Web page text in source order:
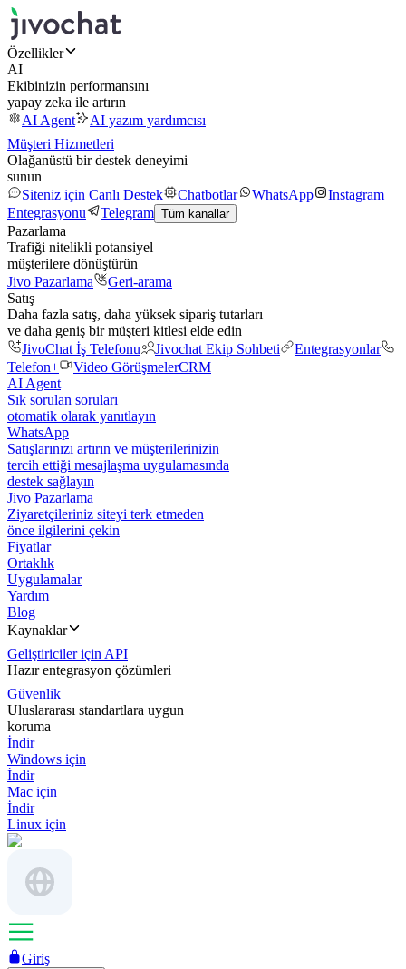
Özellikler
AI
Ekibinizin performansını
yapay zeka ile artırın
AI Agent
AI yazım yardımcısı
Müşteri Hizmetleri
Olağanüstü bir destek deneyimi
sunun
Siteniz için Canlı Destek
Chatbotlar WhatsApp
Instagram
Entegrasyonu
Telegram Tüm kanallar
Pazarlama
Trafiği nitelikli potansiyel
müşterilere dönüştürün
Jivo Pazarlama
Geri-arama
Satış
Daha fazla satış, daha yüksek sipariş tutarları
ve daha geniş bir müşteri kitlesi elde edin
JivoChat İş Telefonu
Jivochat Ekip Sohbeti
Entegrasyonlar
Telefon+
Video GörüşmelerCRM
AI Agent
Sık sorulan soruları
otomatik olarak yanıtlayın
WhatsApp
Satışlarınızı artırın ve müşterilerinizin
tercih ettiği mesajlaşma uygulamasında
destek sağlayın
Jivo Pazarlama
Ziyaretçileriniz siteyi terk etmeden
önce ilgilerini çekin
Fiyatlar
Ortaklık
Uygulamalar
Yardım
Blog
Kaynaklar
Geliştiriciler için API
Hazır entegrasyon çözümleri
Güvenlik
Uluslararası standartlara uygun
koruma
İndir
Windows için
İndir
Mac için
İndir
Linux için
Giriş